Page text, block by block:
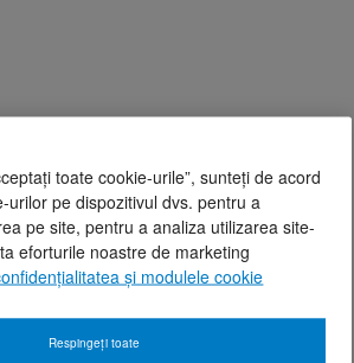
toate cookie-urile”, sunteți de acord
urilor pe dispozitivul dvs. pentru a
pe site, pentru a analiza utilizarea site-
eforturile noastre de marketing
și modulele cookie
Respingeți toate